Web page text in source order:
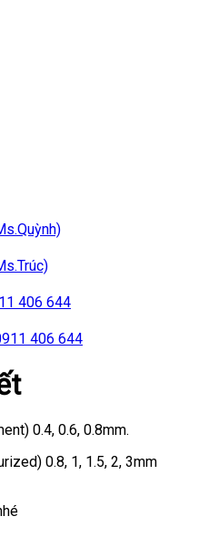
406 644
406 644
0.4, 0.6, 0.8mm.
0.8, 1, 1.5, 2, 3mm